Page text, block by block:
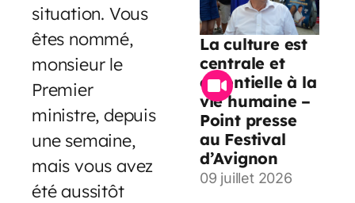
situation. Vous
êtes nommé,
monsieur le
Premier
ministre, depuis
une semaine,
mais vous avez
été aussitôt
La culture est
centrale et
essentielle à la
vie humaine –
Point presse
au Festival
d’Avignon
09 juillet 2026